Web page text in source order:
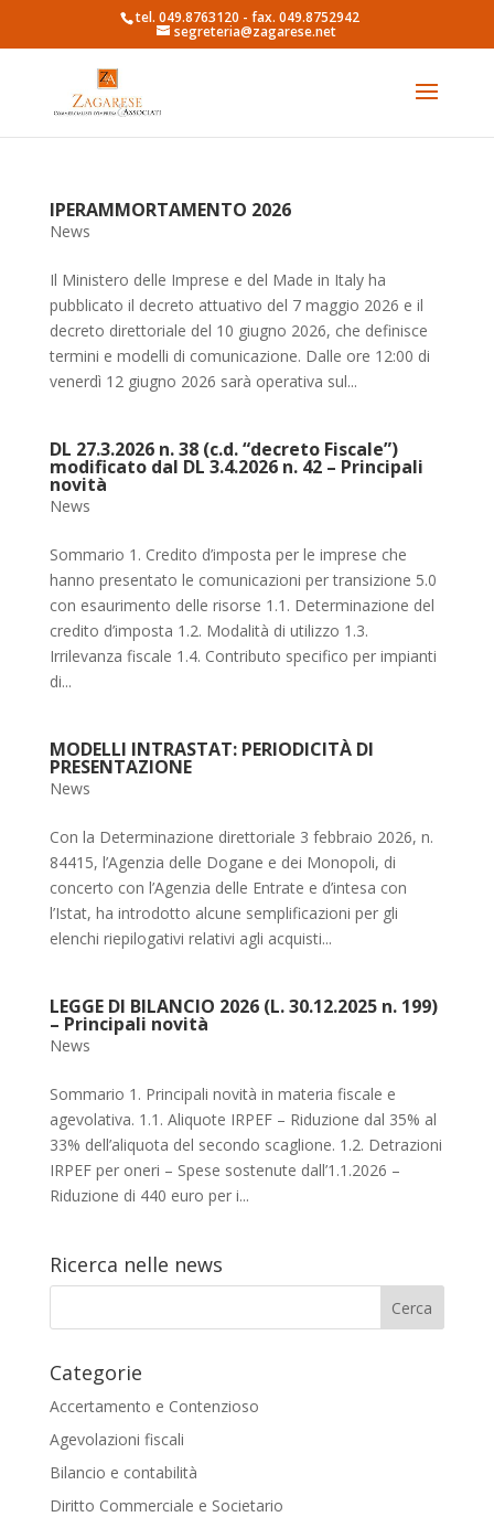
tel. 049.8763120 - fax. 049.8752942
segreteria@zagarese.net
IPERAMMORTAMENTO 2026
News
Il Ministero delle Imprese e del Made in Italy ha
pubblicato il decreto attuativo del 7 maggio 2026 e il
decreto direttoriale del 10 giugno 2026, che definisce
termini e modelli di comunicazione. Dalle ore 12:00 di
venerdì 12 giugno 2026 sarà operativa sul...
DL 27.3.2026 n. 38 (c.d. “decreto Fiscale”)
modificato dal DL 3.4.2026 n. 42 – Principali
novità
News
Sommario 1. Credito d’imposta per le imprese che
hanno presentato le comunicazioni per transizione 5.0
con esaurimento delle risorse 1.1. Determinazione del
credito d’imposta 1.2. Modalità di utilizzo 1.3.
Irrilevanza fiscale 1.4. Contributo specifico per impianti
di...
MODELLI INTRASTAT: PERIODICITÀ DI
PRESENTAZIONE
News
Con la Determinazione direttoriale 3 febbraio 2026, n.
84415, l’Agenzia delle Dogane e dei Monopoli, di
concerto con l’Agenzia delle Entrate e d’intesa con
l’Istat, ha introdotto alcune semplificazioni per gli
elenchi riepilogativi relativi agli acquisti...
LEGGE DI BILANCIO 2026 (L. 30.12.2025 n. 199)
– Principali novità
News
Sommario 1. Principali novità in materia fiscale e
agevolativa. 1.1. Aliquote IRPEF – Riduzione dal 35% al
33% dell’aliquota del secondo scaglione. 1.2. Detrazioni
IRPEF per oneri – Spese sostenute dall’1.1.2026 –
Riduzione di 440 euro per i...
Ricerca nelle news
Categorie
Accertamento e Contenzioso
Agevolazioni fiscali
Bilancio e contabilità
Diritto Commerciale e Societario